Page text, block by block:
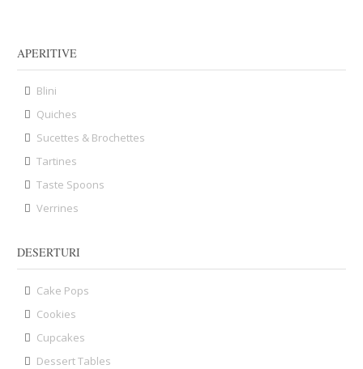
APERITIVE
Blini
Quiches
Sucettes & Brochettes
Tartines
Taste Spoons
Verrines
DESERTURI
Cake Pops
Cookies
Cupcakes
Dessert Tables